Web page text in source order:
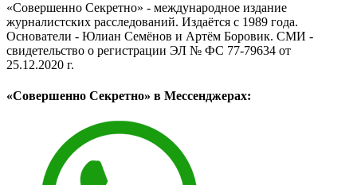
«Совершенно Секретно» - международное издание
журналистских расследований. Издаётся с 1989 года.
Основатели - Юлиан Семёнов и Артём Боровик. CМИ -
свидетельство о регистрации ЭЛ № ФС 77-79634 от
25.12.2020 г.
«Совершенно Секретно» в Мессенджерах: